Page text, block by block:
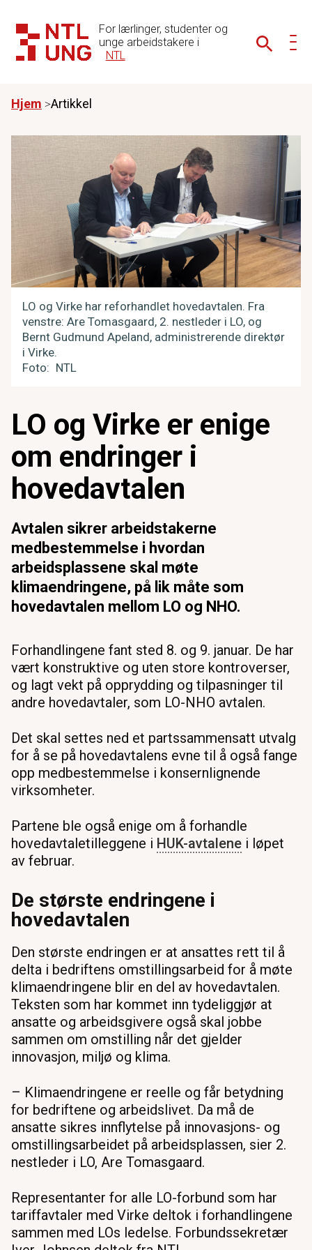
For lærlinger, studenter og
unge arbeidstakere i
NTL
Hjem Artikkel
LO og Virke har reforhandlet hovedavtalen. Fra
venstre: Are Tomasgaard, 2. nestleder i LO, og
Bernt Gudmund Apeland, administrerende direktør
i Virke.
Foto
NTL
LO og Virke er enige
om endringer i
hovedavtalen
Avtalen sikrer arbeidstakerne
medbestemmelse i hvordan
arbeidsplassene skal møte
klimaendringene, på lik måte som
hovedavtalen mellom LO og NHO.
Forhandlingene fant sted 8. og 9. januar. De har
vært konstruktive og uten store kontroverser,
og lagt vekt på opprydding og tilpasninger til
andre hovedavtaler, som LO-NHO avtalen.
Det skal settes ned et partssammensatt utvalg
for å se på hovedavtalens evne til å også fange
opp medbestemmelse i konsernlignende
virksomheter.
Partene ble også enige om å forhandle
hovedavtaletilleggene i HUK-avtalene i løpet
av februar.
De største endringene i
hovedavtalen
Den største endringen er at ansattes rett til å
delta i bedriftens omstillingsarbeid for å møte
klimaendringene blir en del av hovedavtalen.
Teksten som har kommet inn tydeliggjør at
ansatte og arbeidsgivere også skal jobbe
sammen om omstilling når det gjelder
innovasjon, miljø og klima.
– Klimaendringene er reelle og får betydning
for bedriftene og arbeidslivet. Da må de
ansatte sikres innflytelse på innovasjons- og
omstillingsarbeidet på arbeidsplassen, sier 2.
nestleder i LO, Are Tomasgaard.
Representanter for alle LO-forbund som har
tariffavtaler med Virke deltok i forhandlingene
sammen med LOs ledelse. Forbundssekretær